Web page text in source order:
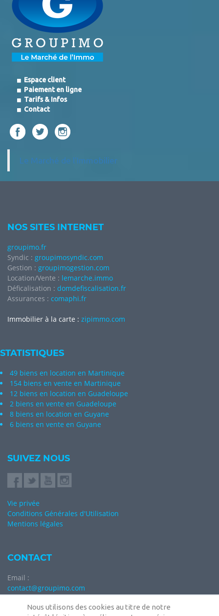
Espace client
Paiement en ligne
Tarifs & Infos
Contact
Le Marché de l'Immobilier
NOS SITES INTERNET
groupimo.fr
Syndic : groupimosyndic.com
Gestion : groupimogestion.com
Location/Vente : lemarche.immo
Déficalisation : domdefiscalisation.fr
Assurances : comaphi.fr
Immobilier à la carte : zipimmo.com
STATISTIQUES
49 biens en location en Martinique
154 biens en vente en Martinique
12 biens en location en Guadeloupe
2 biens en vente en Guadeloupe
8 biens en location en Guyane
6 biens en vente en Guyane
SUIVEZ NOUS
Vie privée
Conditions Générales d'Utilisation
Mentions légales
CONTACT
Email :
contact@groupimo.com
Adresse :
Immeuble Le Trident 12/14 Avenue Louis DOMERGUE 97200
Nous utilisons des cookies au titre de notre